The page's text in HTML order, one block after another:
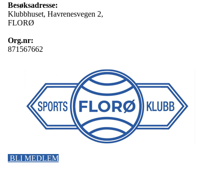
Besøksadresse:
Klubbhuset, Havrenesvegen 2,
FLORØ
Org.nr:
871567662
BLI MEDLEM